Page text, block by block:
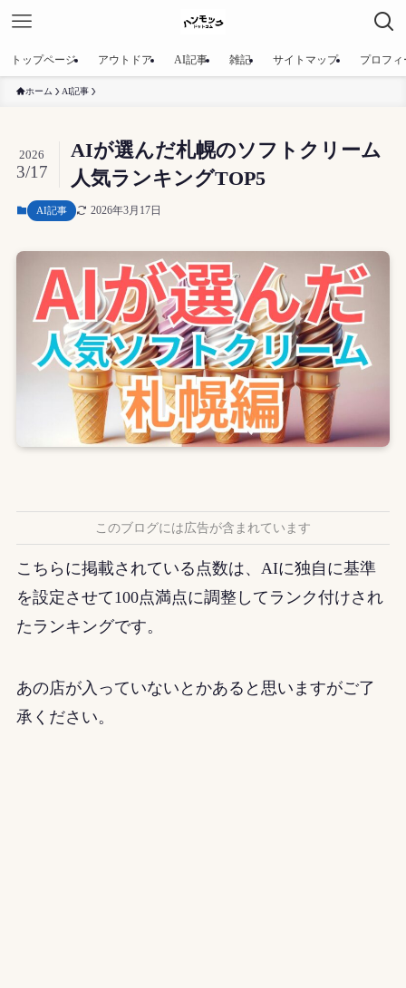
トップページ アウトドア AI記事 雑記 サイトマップ プロフィ
ホーム AI記事
AIが選んだ札幌のソフトクリーム
人気ランキングTOP5
2026
3/17
AI記事 2026年3月17日
このブログには広告が含まれています
こちらに掲載されている点数は、AIに独自に基準
を設定させて100点満点に調整してランク付けされ
たランキングです。
あの店が入っていないとかあると思いますがご了
承ください。